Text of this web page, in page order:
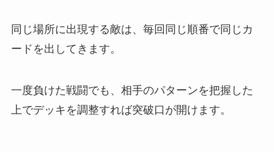
同じ場所に出現する敵は、毎回同じ順番で同じカ
ードを出してきます。
一度負けた戦闘でも、相手のパターンを把握した
上でデッキを調整すれば突破口が開けます。